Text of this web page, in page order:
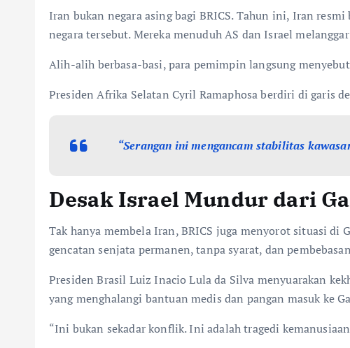
Iran bukan negara asing bagi BRICS. Tahun ini, Iran
negara tersebut. Mereka menuduh AS dan Israel
Alih-alih berbasa-basi, para pemimpin langsung
Presiden Afrika Selatan Cyril Ramaphosa berdiri di garis
“Serangan ini mengancam stabilitas
Desak Israel Mundur dari
Tak hanya membela Iran, BRICS juga menyorot situasi di
gencatan senjata permanen, tanpa syarat, dan
Presiden Brasil Luiz Inacio Lula da Silva menyuarakan
yang menghalangi bantuan medis dan pangan masuk ke
“Ini bukan sekadar konflik. Ini adalah tragedi